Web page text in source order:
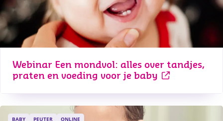
Webinar Een mondvol: alles over tandjes,
praten en voeding voor je baby
BABY PEUTER ONLINE